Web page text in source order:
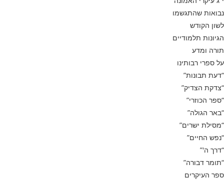
נבואות שהתגשמו
לשון הקודש
הגיונות תלמודיים
תורה ומדע
על ספרי רבותינו
“דעת תבונות”
“צדקת הצדיק”
“ספר הכוזרי”
“באר הגולה”
“מסילת ישרים”
“נפש החיים”
“דרך ה'”
“תומר דבורה”
ספר העיקרים